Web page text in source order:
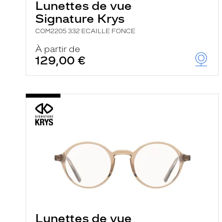
Lunettes de vue
Signature Krys
COM2205 332 ECAILLE FONCE
À partir de
129,00 €
Lunettes de vue